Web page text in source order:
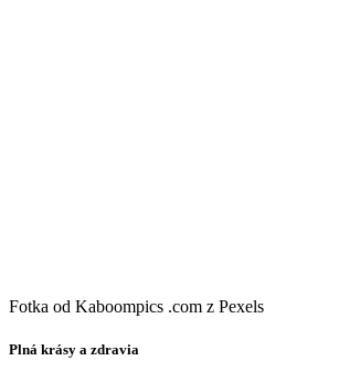
Fotka od Kaboompics .com z Pexels
Plná krásy a zdravia